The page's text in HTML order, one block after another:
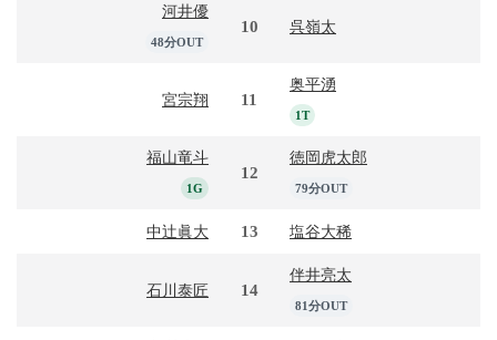
河井優
48分OUT
10 呉嶺太
宮宗翔 11
奥平湧
1T
福山竜斗
1G
12
徳岡虎太郎
79分OUT
中辻眞大 13 塩谷大稀
石川泰匠 14
伴井亮太
81分OUT